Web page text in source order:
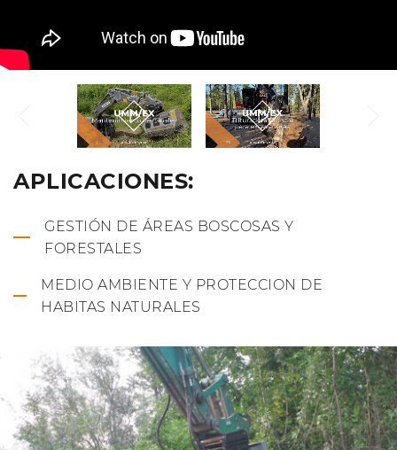
APLICACIONES:
GESTIÓN DE ÁREAS BOSCOSAS Y
FORESTALES
MEDIO AMBIENTE Y PROTECCION DE
HABITAS NATURALES